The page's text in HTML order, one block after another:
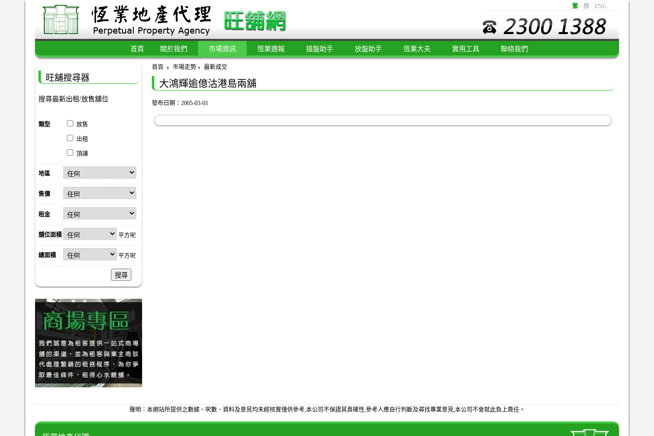
繁 簡 ENG
首頁 關於我們 市場資訊 恆業週報 搵盤助手 放盤助手 恆業大夫 實用工具 聯絡我們
首頁 市場走勢 最新成交
大鴻輝逾億沽港島兩舖
發布日期：2005-03-01
旺舖搜尋器
搜尋最新出租/放售舖位
類型 放售
出租
頂讓
地區
售價
租金
舖位面積 平方呎
總面積 平方呎
搜尋
聲明：本網站所提供之數據、呎數、資料及意見均未經核實僅供參考,本公司不保證其真確性,參考人應自行判斷及尋找專業意見,本公司不會就此負上責任。